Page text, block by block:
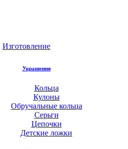
Изготовление
Украшения
Кольца
Кулоны
Обручальные кольца
Серьги
Цепочки
Детские ложки